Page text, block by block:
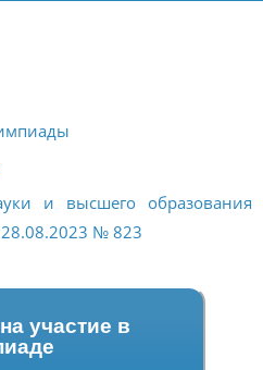
и высшего образования
№ 823
участие в